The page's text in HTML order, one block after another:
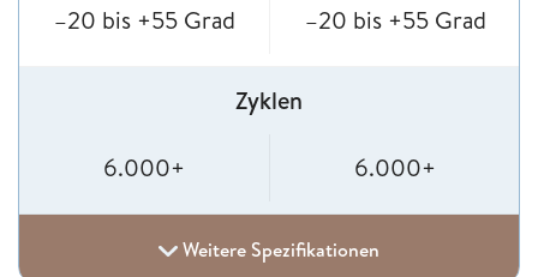
–20 bis +55 Grad –20 bis +55 Grad
Zyklen
6.000+ 6.000+
Weitere Spezifikationen